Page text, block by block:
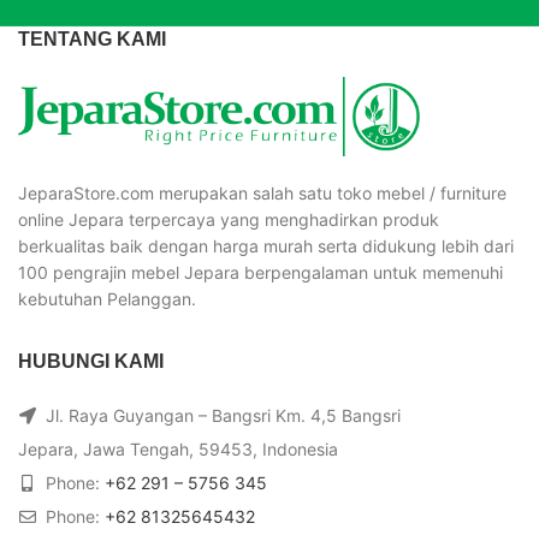
TENTANG KAMI
JeparaStore.com merupakan salah satu toko mebel / furniture
online Jepara terpercaya yang menghadirkan produk
berkualitas baik dengan harga murah serta didukung lebih dari
100 pengrajin mebel Jepara berpengalaman untuk memenuhi
kebutuhan Pelanggan.
HUBUNGI KAMI
Jl. Raya Guyangan – Bangsri Km. 4,5 Bangsri
Jepara, Jawa Tengah, 59453, Indonesia
Phone: +62 291 – 5756 345
Phone: +62 81325645432